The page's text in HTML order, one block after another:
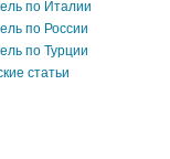
по Италии
по России
по Турции
статьи